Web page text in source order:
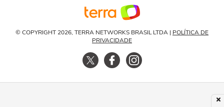
© COPYRIGHT 2026, TERRA NETWORKS BRASIL LTDA | POLÍTICA DE
PRIVACIDADE